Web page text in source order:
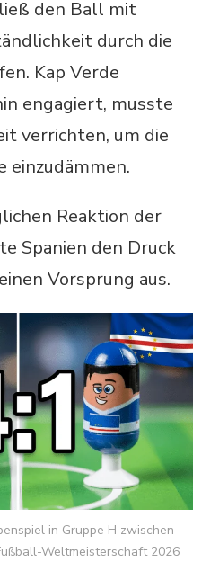
den Ball mit
durch die
Kap Verde
engagiert, musste
verrichten, um die
einzudämmen.
Reaktion der
Spanien den Druck
Vorsprung aus.
in Gruppe H zwischen
Weltmeisterschaft 2026